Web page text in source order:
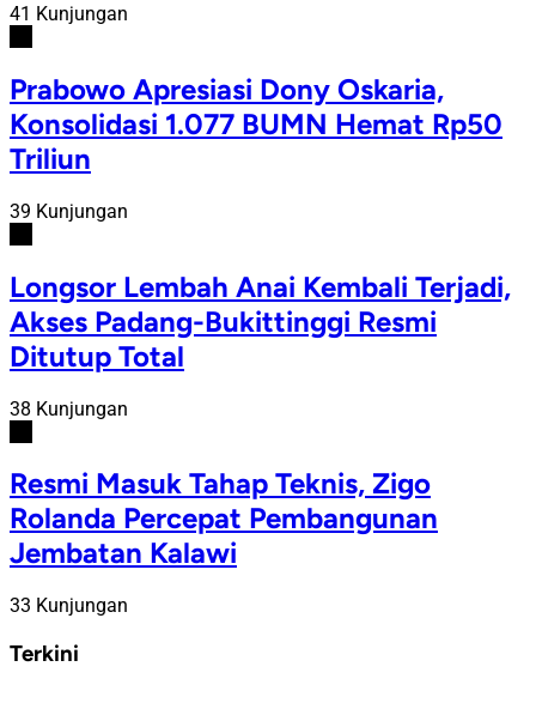
41 Kunjungan
Prabowo Apresiasi Dony Oskaria,
Konsolidasi 1.077 BUMN Hemat Rp50
Triliun
39 Kunjungan
Longsor Lembah Anai Kembali Terjadi,
Akses Padang-Bukittinggi Resmi
Ditutup Total
38 Kunjungan
Resmi Masuk Tahap Teknis, Zigo
Rolanda Percepat Pembangunan
Jembatan Kalawi
33 Kunjungan
Terkini